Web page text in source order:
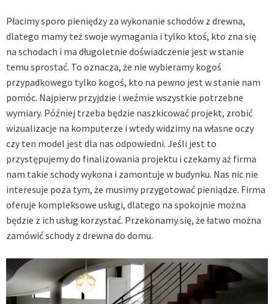
Płacimy sporo pieniędzy za wykonanie schodów z drewna,
dlatego mamy też swoje wymagania i tylko ktoś, kto zna się
na schodach i ma długoletnie doświadczenie jest w stanie
temu sprostać. To oznacza, że nie wybieramy kogoś
przypadkowego tylko kogoś, kto na pewno jest w stanie nam
pomóc. Najpierw przyjdzie i weźmie wszystkie potrzebne
wymiary. Później trzeba będzie naszkicować projekt, zrobić
wizualizacje na komputerze i wtedy widzimy na własne oczy
czy ten model jest dla nas odpowiedni. Jeśli jest to
przystępujemy do finalizowania projektu i czekamy aż firma
nam takie schody wykona i zamontuje w budynku. Nas nic nie
interesuje poza tym, że musimy przygotować pieniądze. Firma
oferuje kompleksowe usługi, dlatego na spokojnie można
będzie z ich usług korzystać. Przekonamy się, że łatwo można
zamówić schody z drewna do domu.